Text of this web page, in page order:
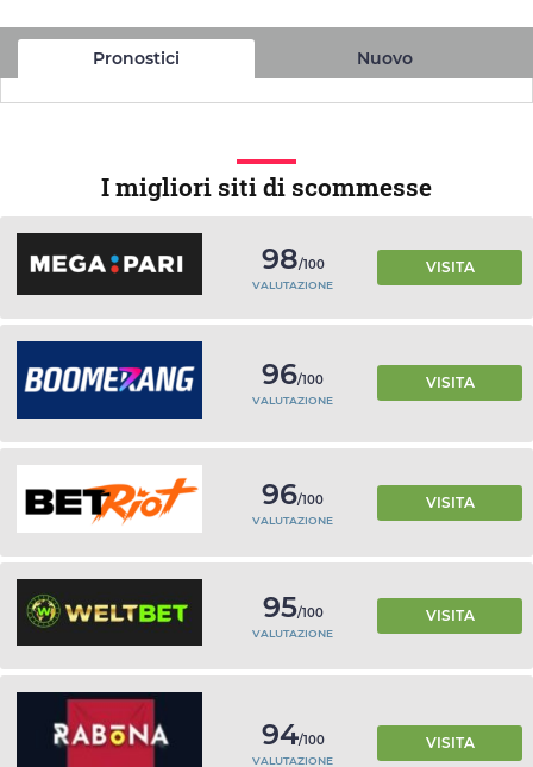
Pronostici Nuovo
I migliori siti di scommesse
98/100
VALUTAZIONE
VISITA
96/100
VALUTAZIONE
VISITA
96/100
VALUTAZIONE
VISITA
95/100
VALUTAZIONE
VISITA
94/100
VALUTAZIONE
VISITA